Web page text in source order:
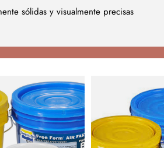
sólidas y visualmente precisas